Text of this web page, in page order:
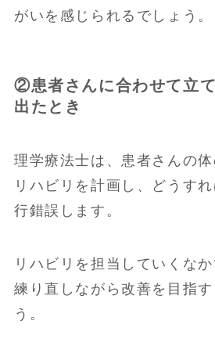
がいを感じられるでしょう。
②患者さんに合わせて立
出たとき
理学療法士は、患者さんの
リハビリを計画し、どうす
行錯誤します。
リハビリを担当していくな
練り直しながら改善を目指
う。